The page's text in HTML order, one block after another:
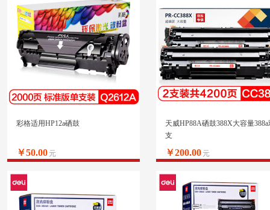
彩格适用HP12a硒鼓
￥50.00 元
天威HP88A硒鼓388X大容量388a
支
￥200.00 元